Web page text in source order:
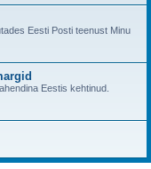
Eesti Posti teenust Minu
Eestis kehtinud.